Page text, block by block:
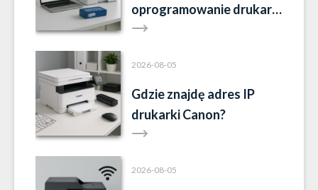
oprogramowanie drukarki
Brother?
2026-08-05
Gdzie znajdę adres IP
drukarki Canon?
2026-08-05